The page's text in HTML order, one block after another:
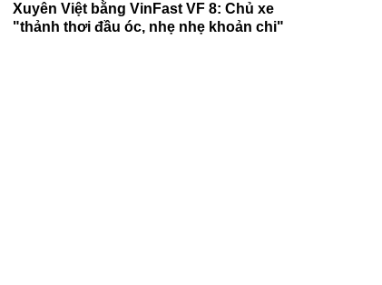
Xuyên Việt bằng VinFast VF 8: Chủ xe
"thảnh thơi đầu óc, nhẹ nhẹ khoản chi"